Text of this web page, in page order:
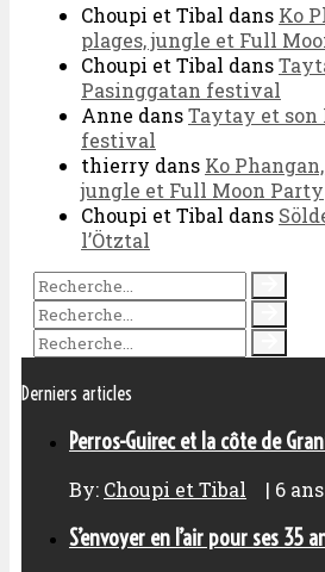
Choupi et Tibal dans Ko
plages, jungle et Full
Choupi et Tibal dans
Pasinggatan festival
Anne dansTaytay et son
festival
thierry dans Ko
jungle et Full Moon Party
Choupi et Tibal dans
l’Ötztal
Derniers articles
Perros-Guirec et la côte de
By: Choupi et Tibal | 6
S’envoyer en l’air pour ses 35